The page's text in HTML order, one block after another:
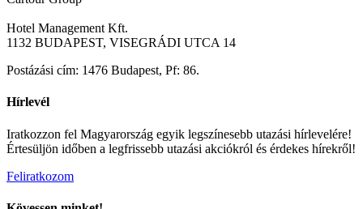
Hotel Management Kft.
1132 BUDAPEST, VISEGRÁDI UTCA 14
Postázási cím: 1476 Budapest, Pf: 86.
Hírlevél
Iratkozzon fel Magyarország egyik legszínesebb utazási hírlevelére!
Értesüljön időben a legfrissebb utazási akciókról és érdekes hírekről!
Feliratkozom